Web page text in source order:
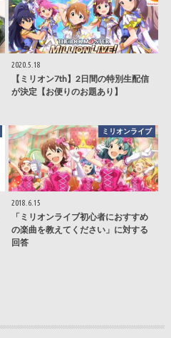
2020.5.18
【ミリオン7th】2日間の特別生配信
が決定【お便りのお題あり】
ミリオンライブ
2018.6.15
「ミリオンライブ初心者におすすめ
の楽曲を教えてください」に対する
回答